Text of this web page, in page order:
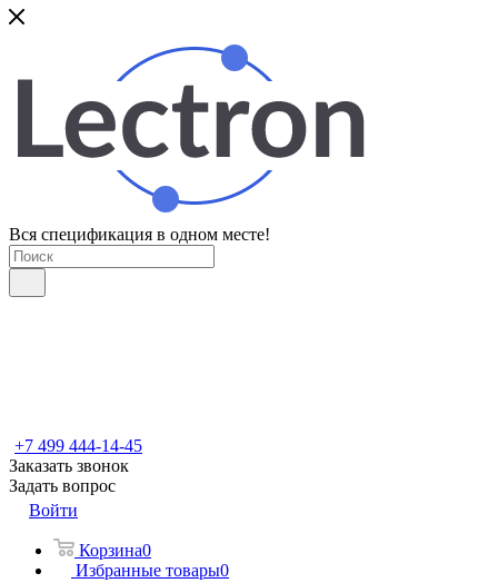
Вся спецификация в одном месте!
+7 499 444-14-45
Заказать звонок
Задать вопрос
Войти
Корзина0
Избранные товары0